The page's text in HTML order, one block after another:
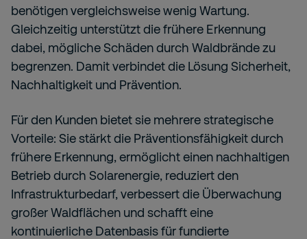
benötigen vergleichsweise wenig Wartung.
Gleichzeitig unterstützt die frühere Erkennung
dabei, mögliche Schäden durch Waldbrände zu
begrenzen. Damit verbindet die Lösung Sicherheit,
Nachhaltigkeit und Prävention.
Für den Kunden bietet sie mehrere strategische
Vorteile: Sie stärkt die Präventionsfähigkeit durch
frühere Erkennung, ermöglicht einen nachhaltigen
Betrieb durch Solarenergie, reduziert den
Infrastrukturbedarf, verbessert die Überwachung
großer Waldflächen und schafft eine
kontinuierliche Datenbasis für fundierte